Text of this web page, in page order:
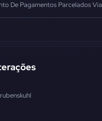
De Pagamentos Parcelados
rubenskuhl